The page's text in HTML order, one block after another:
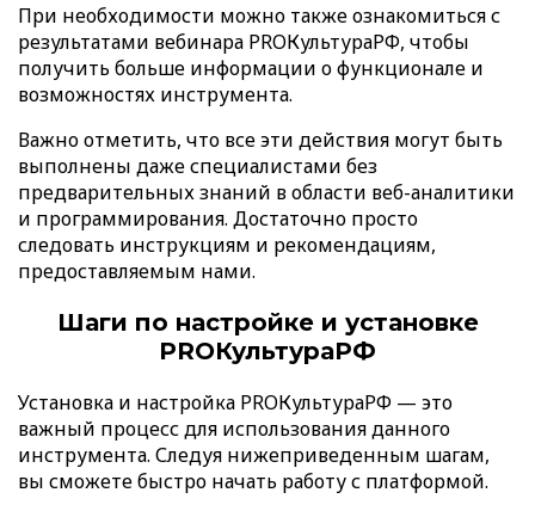
При необходимости можно также ознакомиться с
результатами вебинара PROКультураРФ, чтобы
получить больше информации о функционале и
возможностях инструмента.
Важно отметить, что все эти действия могут быть
выполнены даже специалистами без
предварительных знаний в области веб-аналитики
и программирования. Достаточно просто
следовать инструкциям и рекомендациям,
предоставляемым нами.
Шаги по настройке и установке
PROКультураРФ
Установка и настройка PROКультураРФ — это
важный процесс для использования данного
инструмента. Следуя нижеприведенным шагам,
вы сможете быстро начать работу с платформой.